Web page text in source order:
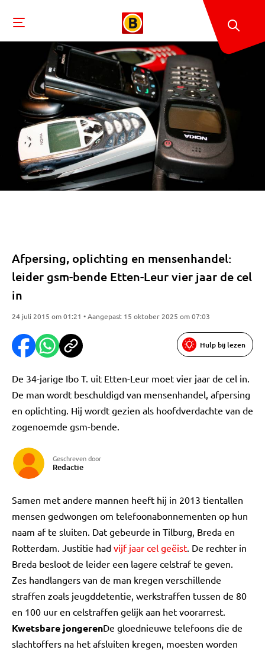
Afpersing, oplichting en mensenhandel:
leider gsm-bende Etten-Leur vier jaar de cel
in
24 juli 2015 om 01:21 • Aangepast 15 oktober 2025 om 07:03
Hulp bij lezen
De 34-jarige Ibo T. uit Etten-Leur moet vier jaar de cel in.
De man wordt beschuldigd van mensenhandel, afpersing
en oplichting. Hij wordt gezien als hoofdverdachte van de
zogenoemde gsm-bende.
Geschreven door
Redactie
Samen met andere mannen heeft hij in 2013 tientallen
mensen gedwongen om telefoonabonnementen op hun
naam af te sluiten. Dat gebeurde in Tilburg, Breda en
Rotterdam. Justitie had vijf jaar cel geëist. De rechter in
Breda besloot de leider een lagere celstraf te geven.
Zes handlangers van de man kregen verschillende
straffen zoals jeugddetentie, werkstraffen tussen de 80
en 100 uur en celstraffen gelijk aan het voorarrest.
Kwetsbare jongerenDe gloednieuwe telefoons die de
slachtoffers na het afsluiten kregen, moesten worden